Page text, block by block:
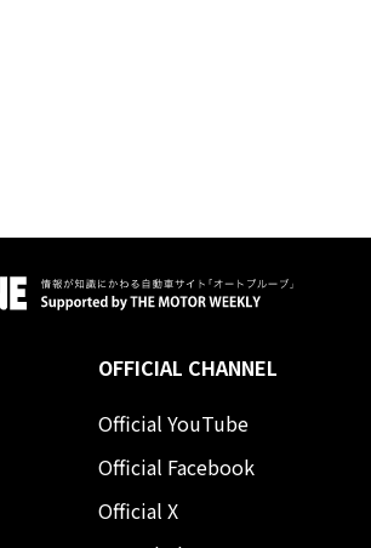
OFFICIAL CHANNEL
Official YouTube
Official Facebook
Official X